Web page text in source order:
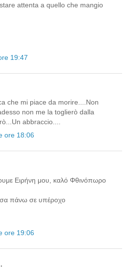
attenta a quello che mangio
19:47
che mi piace da morire....Non
non me la toglierò dalla
abbraccio....
ore 18:06
Ειρήνη μου, καλό Φθινόπωρο
πάνω σε υπέροχο
ore 19:06